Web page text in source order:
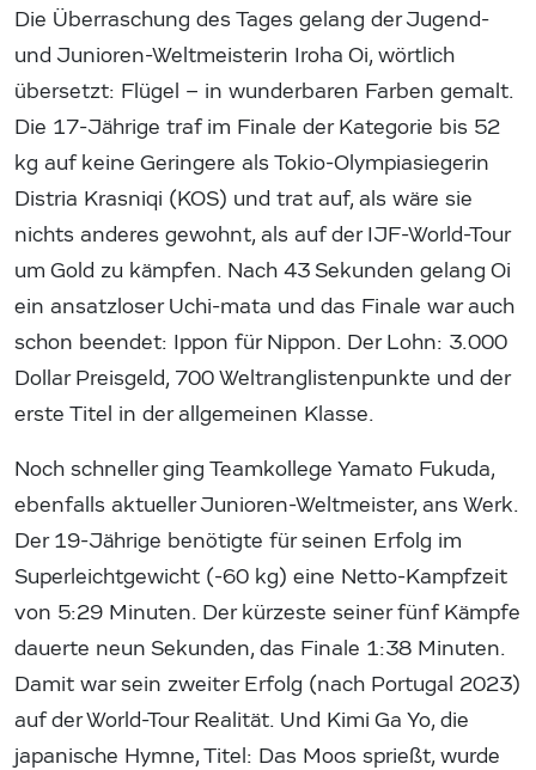
Die Überraschung des Tages gelang der Jugend-
und Junioren-Weltmeisterin Iroha Oi, wörtlich
übersetzt: Flügel – in wunderbaren Farben gemalt.
Die 17-Jährige traf im Finale der Kategorie bis 52
kg auf keine Geringere als Tokio-Olympiasiegerin
Distria Krasniqi (KOS) und trat auf, als wäre sie
nichts anderes gewohnt, als auf der IJF-World-Tour
um Gold zu kämpfen. Nach 43 Sekunden gelang Oi
ein ansatzloser Uchi-mata und das Finale war auch
schon beendet: Ippon für Nippon. Der Lohn: 3.000
Dollar Preisgeld, 700 Weltranglistenpunkte und der
erste Titel in der allgemeinen Klasse.
Noch schneller ging Teamkollege Yamato Fukuda,
ebenfalls aktueller Junioren-Weltmeister, ans Werk.
Der 19-Jährige benötigte für seinen Erfolg im
Superleichtgewicht (-60 kg) eine Netto-Kampfzeit
von 5:29 Minuten. Der kürzeste seiner fünf Kämpfe
dauerte neun Sekunden, das Finale 1:38 Minuten.
Damit war sein zweiter Erfolg (nach Portugal 2023)
auf der World-Tour Realität. Und Kimi Ga Yo, die
japanische Hymne, Titel: Das Moos sprießt, wurde